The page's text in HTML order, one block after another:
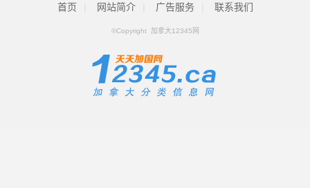
首页 网站简介 广告服务 联系我们
©Copyright 加拿大12345网